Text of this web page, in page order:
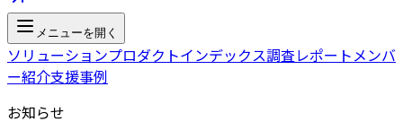
メニューを開く
ソリューションプロダクトインデックス調査レポートメンバ
ー紹介支援事例
お知らせ